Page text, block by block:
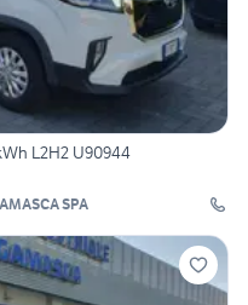
L2H2 U90944
SPA